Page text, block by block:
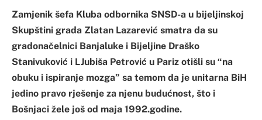
Zamjenik šefa Kluba odbornika SNSD-a u bijeljinskoj
Skupštini grada Zlatan Lazarević smatra da su
gradonačelnici Banjaluke i Bijeljine Draško
Stanivuković i LJubiša Petrović u Pariz otišli su “na
obuku i ispiranje mozga” sa temom da je unitarna BiH
jedino pravo rješenje za njenu budućnost, što i
Bošnjaci žele još od maja 1992.godine.